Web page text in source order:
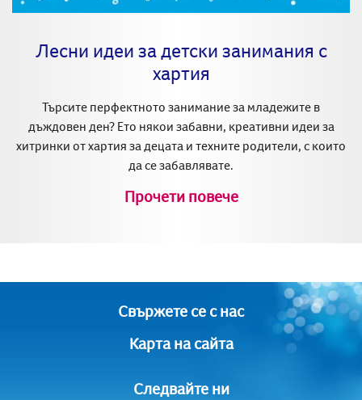
Лесни идеи за детски занимания с
хартия
Търсите перфектното занимание за младежите в
дъждовен ден? Ето някои забавни, креативни идеи за
хитринки от хартия за децата и техните родители, с които
да се забавлявате.
Прочети повече
Свържете се с нас
Карта на сайта
Следвайте ни